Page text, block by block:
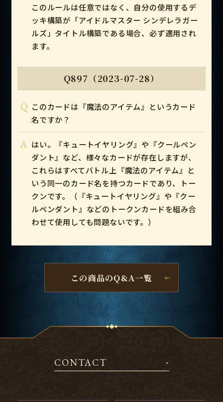
このルールは任意ではなく、自分の使用するデ
ッキ構築が「アイドルマスター シンデレラガー
ルズ」タイトル構築である場合、必ず適用され
ます。
Q897（2023-07-28）
Q このカードは『魔法のアイテム』というカード
名ですか？
A はい。『キュートイヤリング』や『クールペン
ダント』など、様々なカードが存在しますが、
これらはすべてバトル上『魔法のアイテム』と
いう同一のカード名を持つカードであり、トー
クンです。（『キュートイヤリング』や『クー
ルペンダント』などのトークンカードを組み合
わせて使用しても問題ないです。）
この商品のQ&A一覧
CONTACT